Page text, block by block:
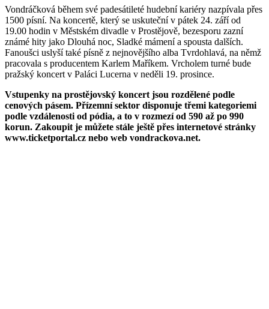
Vondráčková během své padesátileté hudební kariéry nazpívala přes
1500 písní. Na koncertě, který se uskuteční v pátek 24. září od
19.00 hodin v Městském divadle v Prostějově, bezesporu zazní
známé hity jako Dlouhá noc, Sladké mámení a spousta dalších.
Fanoušci uslyší také písně z nejnovějšího alba Tvrdohlavá, na němž
pracovala s producentem Karlem Maříkem. Vrcholem turné bude
pražský koncert v Paláci Lucerna v neděli 19. prosince.
Vstupenky na prostějovský koncert jsou rozdělené podle
cenových pásem. Přízemní sektor disponuje třemi kategoriemi
podle vzdálenosti od pódia, a to v rozmezí od 590 až po 990
korun. Zakoupit je můžete stále ještě přes internetové stránky
www.ticketportal.cz nebo web vondrackova.net.